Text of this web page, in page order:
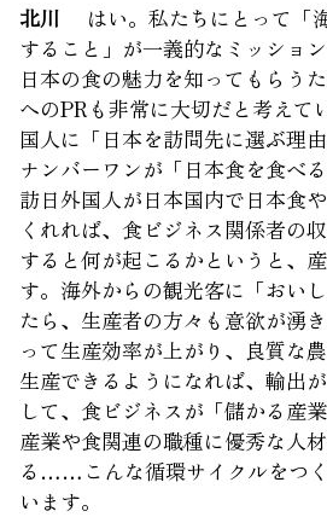
北川 はい。私たちにとって「
すること」が一義的なミッショ
日本の食の魅力を知ってもらう
へのPRも非常に大切だと考えて
国人に「日本を訪問先に選ぶ理
ナンバーワンが「日本食を食べ
訪日外国人が日本国内で日本食
くれれば、食ビジネス関係者の
すると何が起こるかというと、
す。海外からの観光客に「おい
たら、生産者の方々も意欲が湧
って生産効率が上がり、良質な
生産できるようになれば、輸出
して、食ビジネスが「儲かる産
産業や食関連の職種に優秀な人
る……こんな循環サイクルをつ
います。